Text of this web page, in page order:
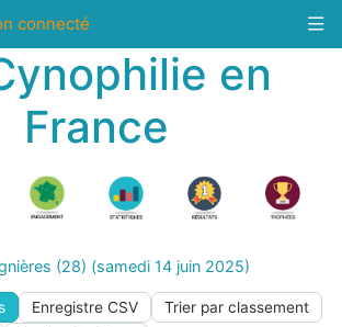
connecté
en
France
(28) (samedi 14 juin 2025)
Enregistre CSV
Trier par classement